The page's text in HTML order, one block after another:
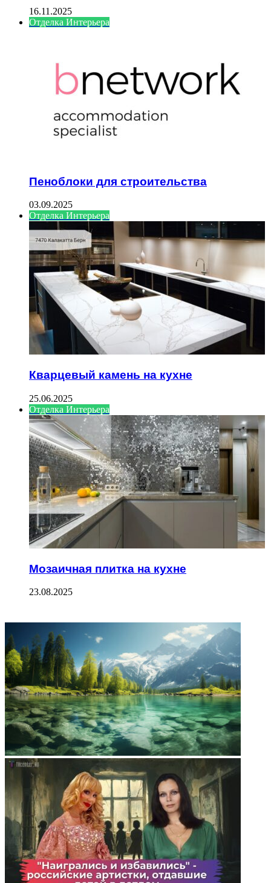
16.11.2025
Отделка Интерьера
Пеноблоки для строительства
03.09.2025
Отделка Интерьера
Кварцевый камень на кухне
25.06.2025
Отделка Интерьера
Мозаичная плитка на кухне
23.08.2025